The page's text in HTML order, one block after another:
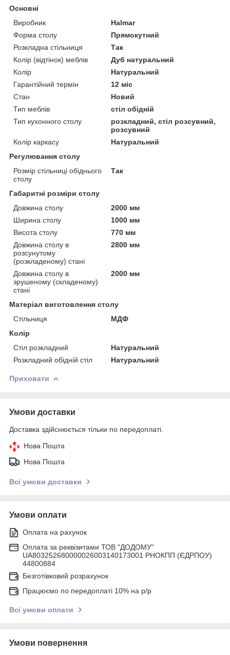
Основні
Виробник
Halmar
Форма столу
Прямокутний
Розкладна стільниця
Так
Колір (відтінок) меблів
Дуб натуральний
Колір
Натуральний
Гарантійний термін
12 міс
Стан
Новий
Тип меблів
стіл обідній
Тип кухонного столу
розкладний, стіл розсувний,
розсувний
Колір каркасу
Натуральний
Регулювання столу
Розмір стільниці обіднього
столу
Так
Габаритні розміри столу
Довжина столу
2000 мм
Ширина столу
1000 мм
Висота столу
770 мм
Довжина столу в
розсунутому
(розкладеному) стані
2800 мм
Довжина столу в
зрушеному (складеному)
стані
2000 мм
Матеріал виготовлення столу
Стільниця
МДФ
Колір
Стіл розкладний
Натуральний
Розкладний обідній стіл
Натуральний
Приховати
Умови доставки
Доставка здійснюється тільки по передоплаті.
Нова Пошта
Нова Пошта
Всі умови доставки
Умови оплати
Оплата на рахунок
Оплата за реквізитами ТОВ "ДОДОМУ"
UA803252680000026003140173001 РНОКПП (ЄДРПОУ)
44800884
Безготівковий розрахунок
Працюємо по передоплаті 10% на р/р
Всі умови оплати
Умови повернення